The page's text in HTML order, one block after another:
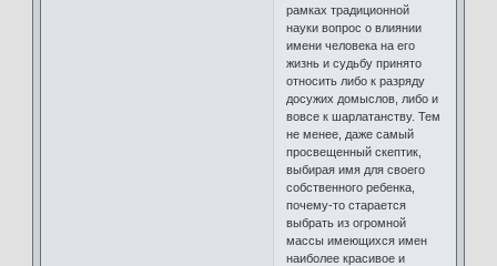
рамках традиционной
науки вопрос о влиянии
имени человека на его
жизнь и судьбу принято
относить либо к разряду
досужих домыслов, либо и
вовсе к шарлатанству. Тем
не менее, даже самый
просвещенный скептик,
выбирая имя для своего
собственного ребенка,
почему-то старается
выбрать из огромной
массы имеющихся имен
наиболее красивое и